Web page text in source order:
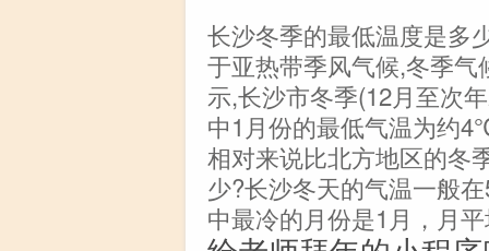
长沙冬季的最低温度是多
于亚热带季风气候,冬季
示,长沙市冬季(12月至次
中1月份的最低气温为约
相对来说比北方地区的冬
少?长沙冬天的气温一般
中最冷的月份是1月，月